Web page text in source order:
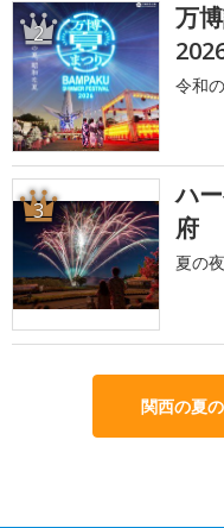
2
万
令和
3
ハ
府
夏の
関西の夏